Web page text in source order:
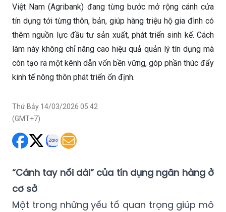
Việt Nam (Agribank) đang từng bước mở rộng cánh cửa
tín dụng tới từng thôn, bản, giúp hàng triệu hộ gia đình có
thêm nguồn lực đầu tư sản xuất, phát triển sinh kế. Cách
làm này không chỉ nâng cao hiệu quả quản lý tín dụng mà
còn tạo ra một kênh dẫn vốn bền vững, góp phần thúc đẩy
kinh tế nông thôn phát triển ổn định.
Thứ Bảy 14/03/2026 05:42
(GMT+7)
“Cánh tay nối dài” của tín dụng ngân hàng ở
cơ sở
Một trong những yếu tố quan trọng giúp mô